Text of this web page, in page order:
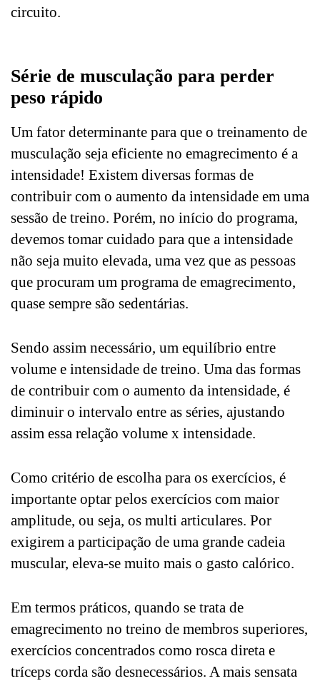
circuito.
Série de musculação para perder
peso rápido
Um fator determinante para que o treinamento de
musculação seja eficiente no emagrecimento é a
intensidade! Existem diversas formas de
contribuir com o aumento da intensidade em uma
sessão de treino. Porém, no início do programa,
devemos tomar cuidado para que a intensidade
não seja muito elevada, uma vez que as pessoas
que procuram um programa de emagrecimento,
quase sempre são sedentárias.
Sendo assim necessário, um equilíbrio entre
volume e intensidade de treino. Uma das formas
de contribuir com o aumento da intensidade, é
diminuir o intervalo entre as séries, ajustando
assim essa relação volume x intensidade.
Como critério de escolha para os exercícios, é
importante optar pelos exercícios com maior
amplitude, ou seja, os multi articulares. Por
exigirem a participação de uma grande cadeia
muscular, eleva-se muito mais o gasto calórico.
Em termos práticos, quando se trata de
emagrecimento no treino de membros superiores,
exercícios concentrados como rosca direta e
tríceps corda são desnecessários. A mais sensata